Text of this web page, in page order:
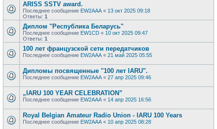
ARISS SSTV award.
Последнее сообщение EW2AAA « 13 окт 2025 09:18
Ответы: 1
Диплом "Республика Беларусь"
Последнее сообщение EW1CD « 10 окт 2025 09:47
Ответы: 1
100 лет французской сети передатчиков
Последнее сообщение EW2AAA « 21 май 2025 05:55
Дипломы посвященные "100 лет IARU".
Последнее сообщение EW2AAA « 27 апр 2025 09:46
„IARU 100 YEAR CELEBRATION”
Последнее сообщение EW2AAA « 14 апр 2025 16:56
Royal Belgian Amateur Radio Union - IARU 100 Years
Последнее сообщение EW2AAA « 10 апр 2025 08:28